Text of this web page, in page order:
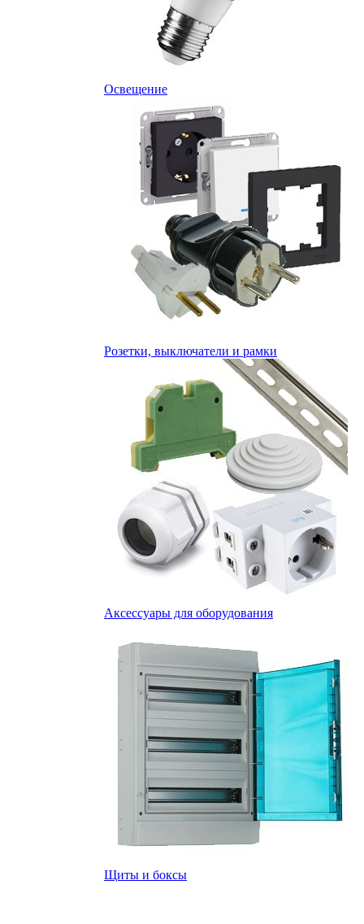
Освещение
Розетки, выключатели и рамки
Аксессуары для оборудования
Щиты и боксы